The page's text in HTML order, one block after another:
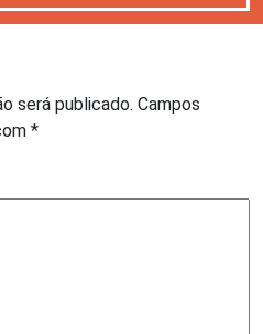
será publicado. Campos
*